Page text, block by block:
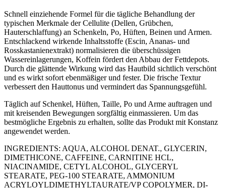
​Schnell einziehende Formel für die tägliche Behandlung der
typischen Merkmale der Cellulite (Dellen, Grübchen,
Hauterschlaffung) an Schenkeln, Po, Hüften, Beinen und Armen.
Entschlackend wirkende Inhaltsstoffe (Escin, Ananas- und
Rosskastanienextrakt) normalisieren die überschüssigen
Wassereinlagerungen, Koffein fördert den Abbau der Fettdepots.
Durch die glättende Wirkung wird das Hautbild sichtlich verschönt
und es wirkt sofort ebenmäßiger und fester. Die frische Textur
verbessert den Hauttonus und vermindert das Spannungsgefühl.
​Täglich auf Schenkel, Hüften, Taille, Po und Arme auftragen und
mit kreisenden Bewegungen sorgfältig einmassieren. Um das
bestmögliche Ergebnis zu erhalten, sollte das Produkt mit Konstanz
angewendet werden.
​INGREDIENTS: AQUA, ALCOHOL DENAT., GLYCERIN,
DIMETHICONE, CAFFEINE, CARNITINE HCL,
NIACINAMIDE, CETYL ALCOHOL, GLYCERYL
STEARATE, PEG-100 STEARATE, AMMONIUM
ACRYLOYLDIMETHYLTAURATE/VP COPOLYMER, DI-